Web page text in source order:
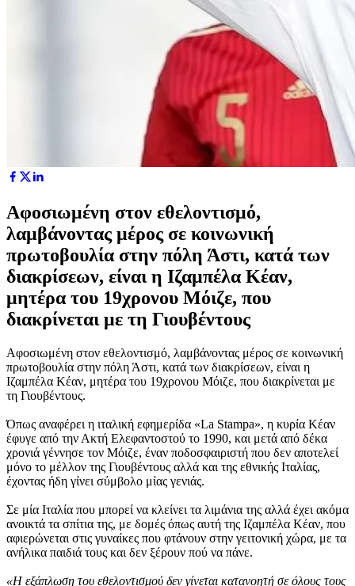
Aφοσιωμένη στον εθελοντισμό,
λαμβάνοντας μέρος σε κοινωνική
πρωτοβουλία στην πόλη Άστι, κατά των
διακρίσεων, είναι η Ιζαμπέλα Κέαν,
μητέρα του 19χρονου Μόιζε, που
διακρίνεται με τη Γιουβέντους
Aφοσιωμένη στον εθελοντισμό, λαμβάνοντας μέρος σε κοινωνική
πρωτοβουλία στην πόλη Άστι, κατά των διακρίσεων, είναι η
Ιζαμπέλα Κέαν, μητέρα του 19χρονου Μόιζε, που διακρίνεται με
τη Γιουβέντους.
Όπως αναφέρει η ιταλική εφημερίδα «La Stampa», η κυρία Κέαν
έφυγε από την Ακτή Ελεφαντοστού το 1990, και μετά από δέκα
χρονιά γέννησε τον Μόιζε, έναν ποδοσφαιριστή που δεν αποτελεί
μόνο το μέλλον της Γιουβέντους αλλά και της εθνικής Ιταλίας,
έχοντας ήδη γίνει σύμβολο μίας γενιάς.
Σε μία Ιταλία που μπορεί να κλείνει τα λιμάνια της αλλά έχει ακόμα
ανοικτά τα σπίτια της, με δομές όπως αυτή της Ιζαμπέλα Κέαν, που
αφιερώνεται στις γυναίκες που φτάνουν στην γειτονική χώρα, με τα
ανήλικα παιδιά τους και δεν ξέρουν πού να πάνε.
«Η εξάπλωση του εθελοντισμού δεν γίνεται κατανοητή σε όλους τους